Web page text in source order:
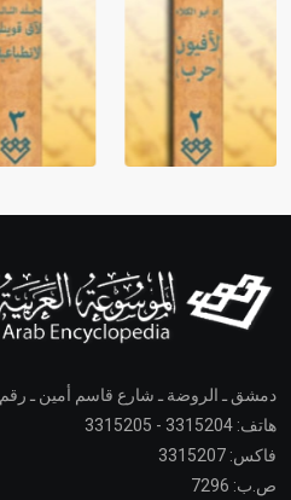
دمشق ـ الروضة ـ شارع قاسم أمين ـ رقم 39
هاتف: 3315204 - 3315205
فاكس: 3315207
ص.ب: 7296